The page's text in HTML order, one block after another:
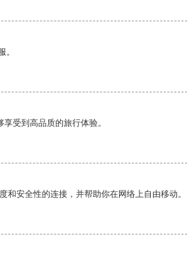
。
受到高品质的旅行体验。
安全性的连接，并帮助你在网络上自由移动。